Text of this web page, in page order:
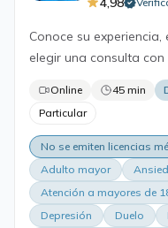
Conoce su
elegir una consulta
Online 45 min
Particular
No se emiten licencias
Adulto mayor
Atención a mayores de
Depresión
Duelo